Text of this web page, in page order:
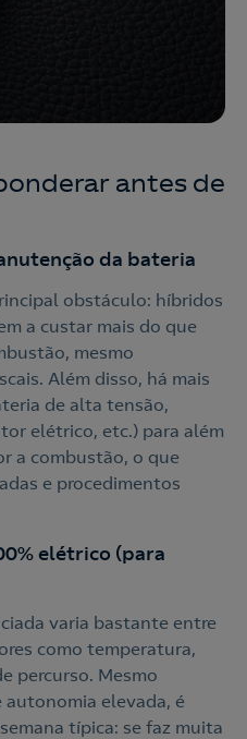
antes de
da bateria
obstáculo: híbridos
a custar mais do que
mesmo
Além disso, há mais
de alta tensão,
elétrico, etc.) para além
a combustão, o que
e procedimentos
elétrico (para
varia bastante entre
como temperatura,
percurso. Mesmo
autonomia elevada, é
típica: se faz muita